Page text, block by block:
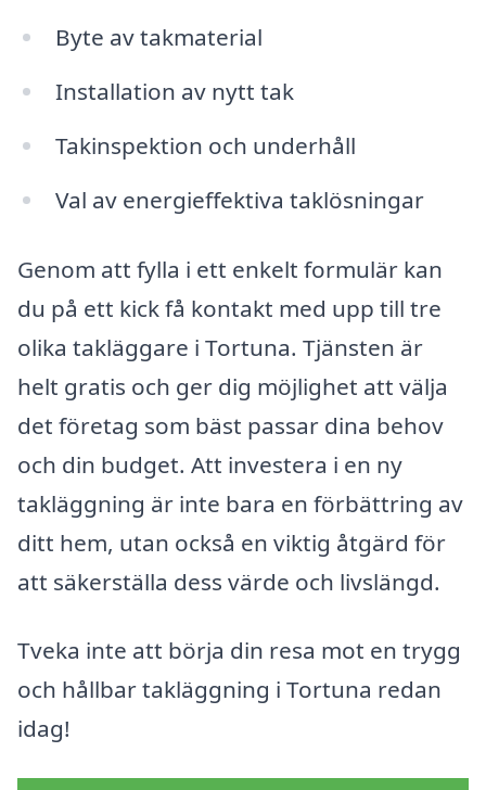
Byte av takmaterial
Installation av nytt tak
Takinspektion och underhåll
Val av energieffektiva taklösningar
Genom att fylla i ett enkelt formulär kan
du på ett kick få kontakt med upp till tre
olika takläggare i Tortuna. Tjänsten är
helt gratis och ger dig möjlighet att välja
det företag som bäst passar dina behov
och din budget. Att investera i en ny
takläggning är inte bara en förbättring av
ditt hem, utan också en viktig åtgärd för
att säkerställa dess värde och livslängd.
Tveka inte att börja din resa mot en trygg
och hållbar takläggning i Tortuna redan
idag!